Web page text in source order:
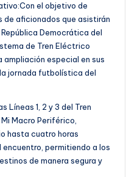
el objetivo de
aficionados que asistirán
Democrática del
de Tren Eléctrico
ampliación especial en sus
jornada futbolística del
Líneas 1, 2 y 3 del Tren
Macro Periférico,
hasta cuatro horas
permitiendo a los
de manera segura y